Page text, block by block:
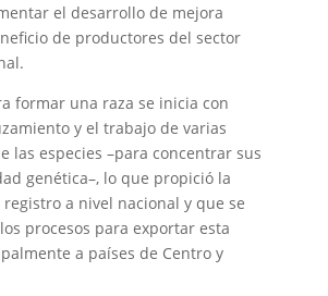
el desarrollo de mejora
de productores del sector
formar una raza se inicia con
y el trabajo de varias
las especies –para concentrar sus
genética–, lo que propició la
a nivel nacional y que se
procesos para exportar esta
a países de Centro y